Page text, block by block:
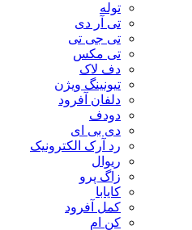
توله
تی آر دی
تی جی تی
تی مکس
دف لاک
تیونینگ ویژن
دلفان آفرود
دودف
دی بی ای
رد آرک الکترونیک
ریوال
زاگ پرو
کایابا
کمل آفرود
کن ام